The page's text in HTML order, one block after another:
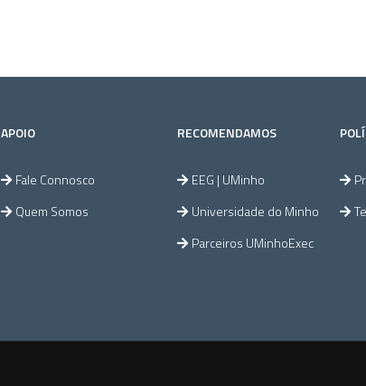
APOIO
Fale Connosco
Quem Somos
RECOMENDAMOS
EEG | UMinho
Universidade do Minho
Parceiros UMinhoExec